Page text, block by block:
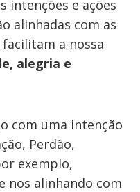
intenções e ações
alinhadas com as
a nossa
alegria e
com uma intenção
Perdão,
exemplo,
nos alinhando com